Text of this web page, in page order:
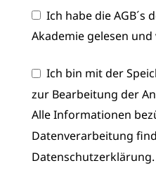
Ich habe die AGB´s
Akademie gelesen
Ich bin mit der
zur Bearbeitung der
Alle Informationen
Datenverarbeitung
Datenschutzerklärung.